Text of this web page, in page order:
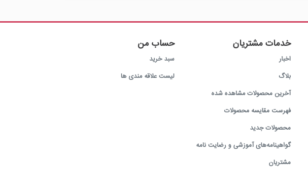
خدمات مشتریان
اخبار
بلاگ
آخرین محصولات مشاهده شده
فهرست مقایسه محصولات
محصولات جدید
گواهینامه‌های آموزشی و رضایت نامه
مشتریان
حساب من
سبد خرید
لیست علاقه مندی ها